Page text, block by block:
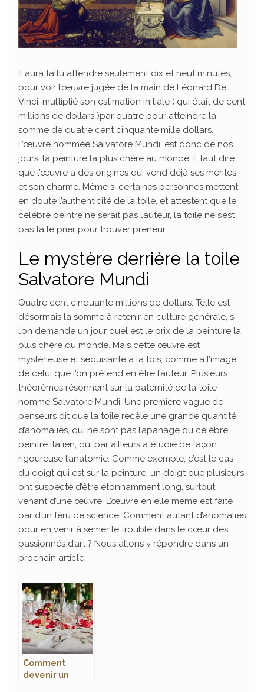
Il aura fallu attendre seulement dix et neuf minutes,
pour voir l’œuvre jugée de la main de Léonard De
Vinci, multiplié son estimation initiale ( qui était de cent
millions de dollars )par quatre pour atteindre la
somme de quatre cent cinquante mille dollars.
L’œuvre nommée Salvatore Mundi, est donc de nos
jours, la peinture la plus chère au monde. Il faut dire
que l’œuvre a des origines qui vend déjà ses mérites
et son charme. Même si certaines personnes mettent
en doute l’authenticité de la toile, et attestent que le
célèbre peintre ne serait pas l’auteur, la toile ne s’est
pas faite prier pour trouver preneur.
Le mystère derrière la toile
Salvatore Mundi
Quatre cent cinquante millions de dollars. Telle est
désormais la somme à retenir en culture générale, si
l’on demande un jour quel est le prix de la peinture la
plus chère du monde. Mais cette œuvre est
mystérieuse et séduisante à la fois, comme à l’image
de celui que l’on prétend en être l’auteur. Plusieurs
théorèmes résonnent sur la paternité de la toile
nommé Salvatore Mundi. Une première vague de
penseurs dit que la toile recèle une grande quantité
d’anomalies, qui ne sont pas l’apanage du célèbre
peintre italien, qui par ailleurs a étudié de façon
rigoureuse l’anatomie. Comme exemple, c’est le cas
du doigt qui est sur la peinture, un doigt que plusieurs
ont suspecté d’être étonnamment long, surtout
venant d’une œuvre. L’œuvre en elle même est faite
par d’un féru de science. Comment autant d’anomalies
pour en venir à semer le trouble dans le cœur des
passionnés d’art ? Nous allons y répondre dans un
prochain article.
Comment
devenir un